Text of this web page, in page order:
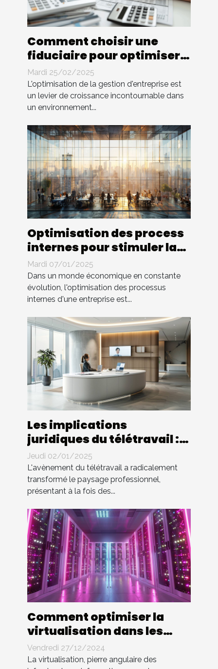
Comment choisir une
fiduciaire pour optimiser
la gestion d'entreprise
Mardi 25/02/2025
L'optimisation de la gestion d'entreprise est
un levier de croissance incontournable dans
un environnement...
Optimisation des process
internes pour stimuler la
croissance d'entreprise
Mardi 07/01/2025
Dans un monde économique en constante
évolution, l'optimisation des processus
internes d'une entreprise est...
Les implications
juridiques du télétravail :
droits et devoirs des
employés
Jeudi 02/01/2025
L'avènement du télétravail a radicalement
transformé le paysage professionnel,
présentant à la fois des...
Comment optimiser la
virtualisation dans les
entreprises modernes
Vendredi 27/12/2024
La virtualisation, pierre angulaire des